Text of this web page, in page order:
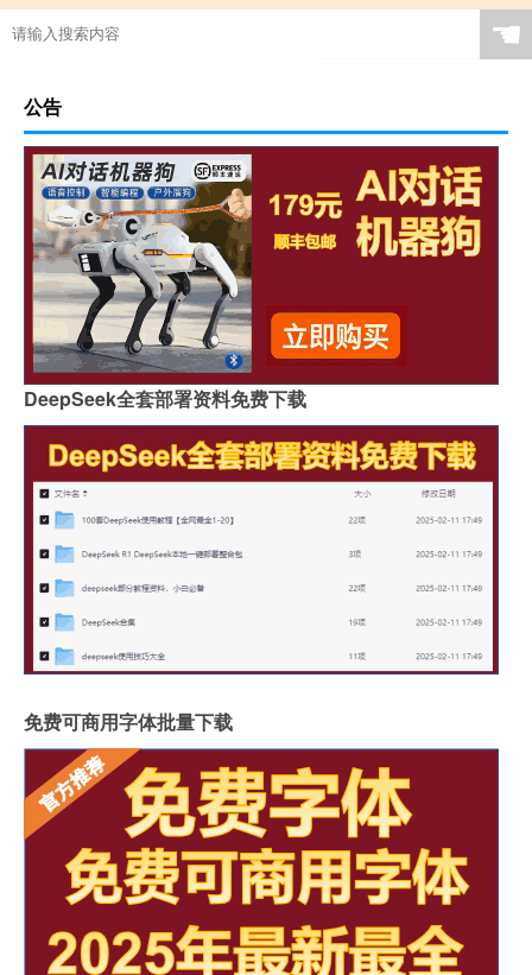
星露谷物语如何打开mod
萝卜保卫战44攻略 ☚
公告
DeepSeek全套部署资料免费下载
免费可商用字体批量下载